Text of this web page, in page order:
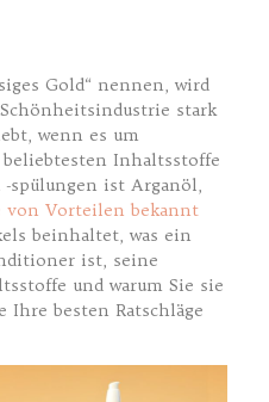
Gold“ nennen, wird
stark
wenn es um
Inhaltsstoffe
spülungen ist Arganöl,
Vorteilen bekannt
beinhaltet, was ein
ist, seine
und warum Sie sie
besten Ratschläge